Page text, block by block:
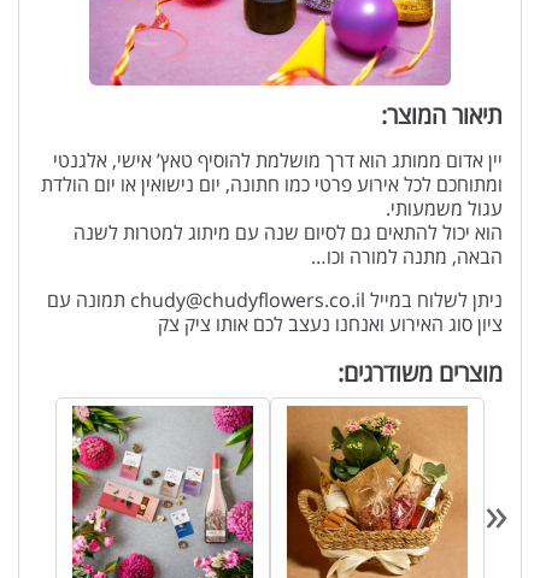
תיאור המוצר:
יין אדום ממותג הוא דרך מושלמת להוסיף טאץ’ אישי, אלגנטי
ומתוחכם לכל אירוע פרטי כמו חתונה, יום נישואין או יום הולדת
עגול משמעותי.
הוא יכול להתאים גם לסיום שנה עם מיתוג למטרות לשנה
הבאה, מתנה למורה וכו…
ניתן לשלוח במייל chudy@chudyflowers.co.il תמונה עם
ציון סוג האירוע ואנחנו נעצב לכם אותו ציק צק
מוצרים משודרגים:
«